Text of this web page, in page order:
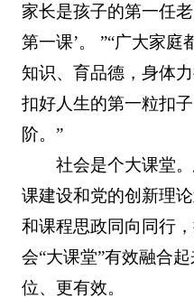
家长是孩子的第一任
第一课’。 ”“广大家
知识、育品德，身体
扣好人生的第一粒扣
阶。”
社会是个大课堂
课建设和党的创新理
和课程思政同向同行
会“大课堂”有效融合
位、更有效。